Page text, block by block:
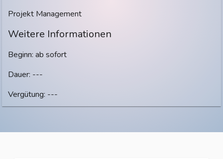
Projekt Management
Weitere Informationen
Beginn: ab sofort
Dauer: ---
Vergütung: ---